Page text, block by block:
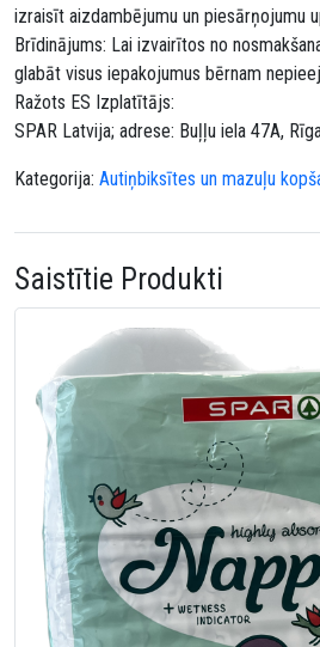
izraisīt aizdambējumu un piesārņojumu
Brīdinājums: Lai izvairītos no
glabāt visus iepakojumus bērnam
Ražots ES Izplatītājs:
SPAR Latvija; adrese: Buļļu iela 47A,
Kategorija: Autiņbiksītes un mazuļu
Saistītie Produkti